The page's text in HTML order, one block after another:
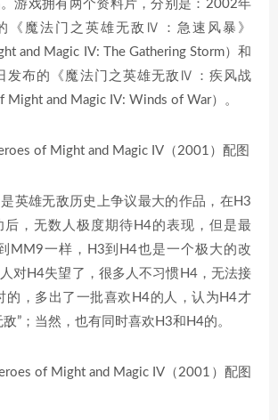
游戏拥有两个资料片，分别是：2002年
《魔法门之英雄无敌Ⅳ：急速风暴》
and Magic IV: The Gathering Storm）和
发布的《魔法门之英雄无敌Ⅳ：疾风战
Might and Magic IV: Winds of War）。
英雄无敌历史上争议最大的作品，在H3
后，无数人极度期待H4的表现，但是最
MM9一样，H3到H4也是一个极大的改
对H4失望了，很多人不习惯H4，无法接
的，多出了一批喜欢H4的人，认为H4才
”；当然，也有同时喜欢H3和H4的。